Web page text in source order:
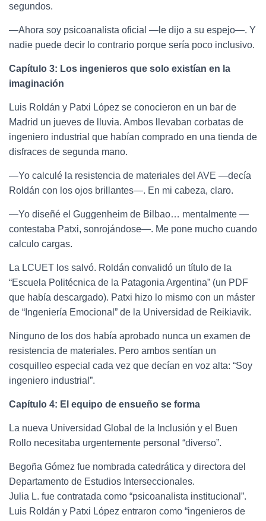
segundos.
—Ahora soy psicoanalista oficial —le dijo a su espejo—. Y
nadie puede decir lo contrario porque sería poco inclusivo.
Capítulo 3: Los ingenieros que solo existían en la
imaginación
Luis Roldán y Patxi López se conocieron en un bar de
Madrid un jueves de lluvia. Ambos llevaban corbatas de
ingeniero industrial que habían comprado en una tienda de
disfraces de segunda mano.
—Yo calculé la resistencia de materiales del AVE —decía
Roldán con los ojos brillantes—. En mi cabeza, claro.
—Yo diseñé el Guggenheim de Bilbao… mentalmente —
contestaba Patxi, sonrojándose—. Me pone mucho cuando
calculo cargas.
La LCUET los salvó. Roldán convalidó un título de la
“Escuela Politécnica de la Patagonia Argentina” (un PDF
que había descargado). Patxi hizo lo mismo con un máster
de “Ingeniería Emocional” de la Universidad de Reikiavik.
Ninguno de los dos había aprobado nunca un examen de
resistencia de materiales. Pero ambos sentían un
cosquilleo especial cada vez que decían en voz alta: “Soy
ingeniero industrial”.
Capítulo 4: El equipo de ensueño se forma
La nueva Universidad Global de la Inclusión y el Buen
Rollo necesitaba urgentemente personal “diverso”.
Begoña Gómez fue nombrada catedrática y directora del
Departamento de Estudios Interseccionales.
Julia L. fue contratada como “psicoanalista institucional”.
Luis Roldán y Patxi López entraron como “ingenieros de